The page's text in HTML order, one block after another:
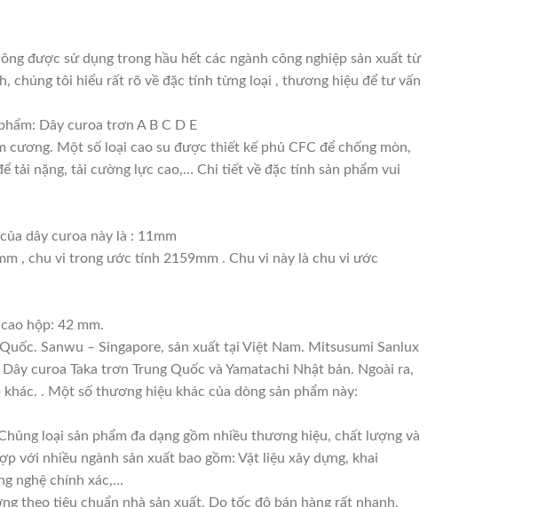
được sử dụng trong hầu hết các ngành công nghiệp sản xuất từ
chúng tôi hiểu rất rõ về đặc tính từng loại , thương hiệu để tư vấn
Dây curoa trơn A B C D E
cương. Một số loại cao su được thiết kế phủ CFC để chống mòn,
tải nặng, tải cường lực cao,… Chi tiết về đặc tính sản phẩm vui
dây curoa này là : 11mm
, chu vi trong ước tính 2159mm . Chu vi này là chu vi ước
hộp: 42 mm.
Sanwu – Singapore, sản xuất tại Việt Nam. Mitsusumi Sanlux
curoa Taka trơn Trung Quốc và Yamatachi Nhật bản. Ngoài ra,
. Một số thương hiệu khác của dòng sản phẩm này:
loại sản phẩm đa dạng gồm nhiều thương hiệu, chất lượng và
với nhiều ngành sản xuất bao gồm: Vật liệu xây dựng, khai
nghệ chính xác,…
theo tiêu chuẩn nhà sản xuất. Do tốc độ bán hàng rất nhanh,